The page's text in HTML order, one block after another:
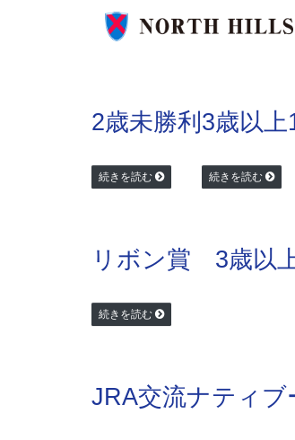
2歳未勝利
続きを読む
3歳以上
続きを読む
リボン賞 3歳以
続きを読む
JRA交流ナティブ